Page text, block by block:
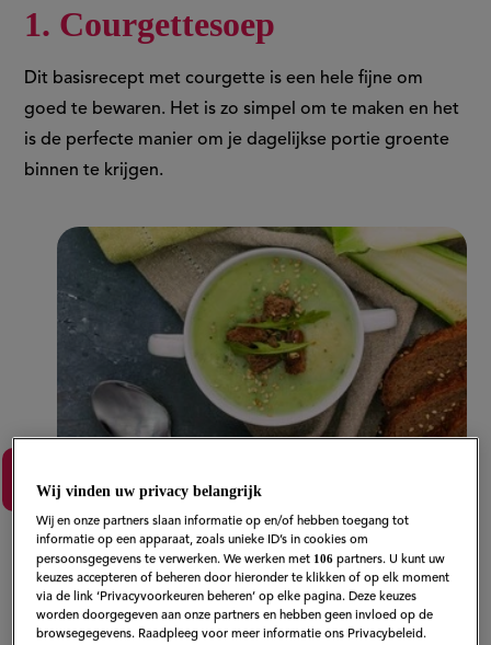
1. Courgettesoep
Dit basisrecept met courgette is een hele fijne om
goed te bewaren. Het is zo simpel om te maken en het
is de perfecte manier om je dagelijkse portie groente
binnen te krijgen.
2. Courgette-ovenschotel
Wij vinden uw privacy belangrijk
Wij en onze partners slaan informatie op en/of hebben toegang tot
informatie op een apparaat, zoals unieke ID’s in cookies om
persoonsgegevens te verwerken. We werken met 106 partners. U kunt uw
keuzes accepteren of beheren door hieronder te klikken of op elk moment
via de link ‘Privacyvoorkeuren beheren’ op elke pagina. Deze keuzes
worden doorgegeven aan onze partners en hebben geen invloed op de
browsegegevens. Raadpleeg voor meer informatie ons Privacybeleid.